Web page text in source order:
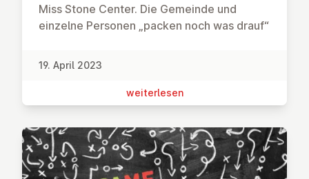
Miss Stone Center. Die Gemeinde und
einzelne Personen „packen noch was drauf“
19. April 2023
wei­ter­le­sen